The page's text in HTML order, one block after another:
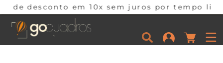
em 10x sem juros por tempo limitado. Corra